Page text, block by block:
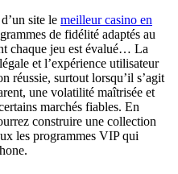
site le meilleur casino en
de fidélité adaptés au
chaque jeu est évalué… La
et l’expérience utilisateur
réussie, surtout lorsqu’il s’agit
une volatilité maîtrisée et
marchés fiables. En
construire une collection
les programmes VIP qui